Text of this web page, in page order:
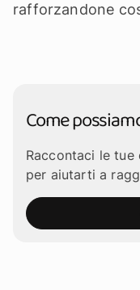
rafforzandone
Come
Raccontaci le tue
per aiutarti a